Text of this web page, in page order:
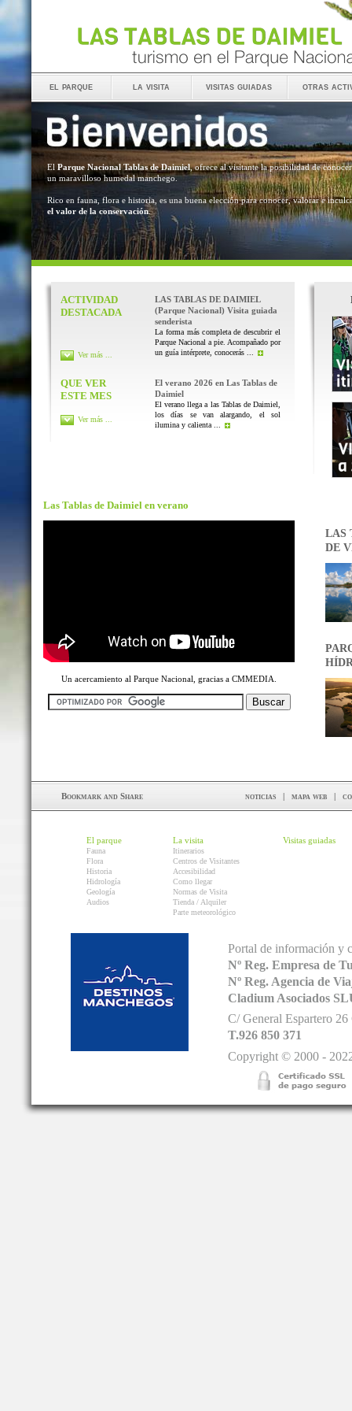
el parque la visita visitas guiadas otras
El Parque Nacional Tablas de Daimiel, ofrece al visitante la posibilidad de conocer
un maravilloso humedal manchego.
Rico en fauna, flora e historia, es una buena elección para conocer, valorar e
el valor de la conservación.
ACTIVIDAD
DESTACADA
LAS TABLAS DE DAIMIEL
(Parque Nacional) Visita guiada
senderista
La forma más completa de descubrir el
Parque Nacional a pie. Acompañado por
un guía intérprete, conocerás ...
Ver más ...
QUE VER
ESTE MES
El verano 2026 en Las Tablas de
Daimiel
El verano llega a las Tablas de Daimiel,
los días se van alargando, el sol
ilumina y calienta ...
Ver más ...
Las Tablas de Daimiel en verano
Un acercamiento al Parque Nacional, gracias a CMMEDIA.
LAS
DE
noticias | mapa web |
El parque
Fauna
Flora
Historia
Hidrología
Geología
Audios
La visita
Itinerarios
Centros de Visitantes
Accesibilidad
Como llegar
Normas de Visita
Tienda / Alquiler
Parte meteorológico
Visitas guiadas
Portal de información y
Nº Reg. Empresa de
Nº Reg. Agencia de
Cladium Asociados
C/ General Espartero
T.926 850 371
Copyright © 2000 -